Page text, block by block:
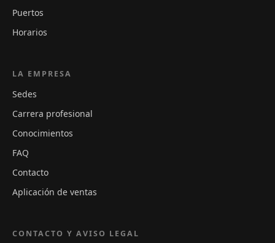
Puertos
Horarios
LA EMPRESA
Sedes
Carrera profesional
Conocimientos
FAQ
Contacto
Aplicación de ventas
CONTACTO Y AVISO LEGAL